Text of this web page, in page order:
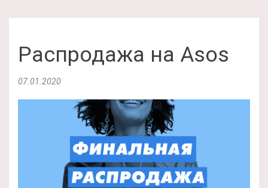
Распродажа на Asos
07.01.2020